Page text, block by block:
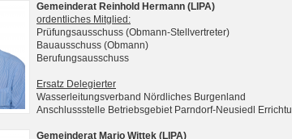
Gemeinderat Reinhold Hermann (LIPA)
ordentliches Mitglied:
Prüfungsausschuss (Obmann-Stellvertreter)
Bauausschuss (Obmann)
Berufungsausschuss
Ersatz Delegierter
Wasserleitungsverband Nördliches Burgenland
Anschlussstelle Betriebsgebiet Parndorf-Neusiedl
Gemeinderat Mario Wittek (LIPA)